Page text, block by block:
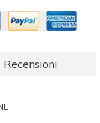
Recensioni